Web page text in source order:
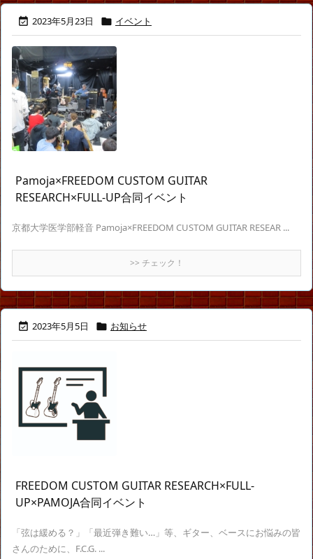
 2023年5月23日  イベント
Pamoja×FREEDOM CUSTOM GUITAR
RESEARCH×FULL-UP合同イベント
京都大学医学部軽音 Pamoja×FREEDOM CUSTOM GUITAR RESEAR ...
>> チェック！
 2023年5月5日  お知らせ
FREEDOM CUSTOM GUITAR RESEARCH×FULL-
UP×PAMOJA合同イベント
「弦は緩める？」「最近弾き難い…」等、ギター、ベースにお悩みの皆
さんのために、F.C.G. ...